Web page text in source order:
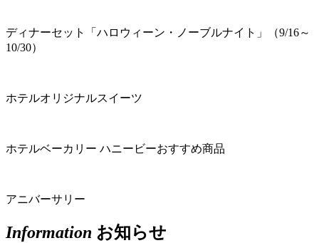
ディナーセット「ハロウィーン・ノーブルナイト」（9/16～
10/30）
ホテルオリジナルスイーツ
ホテルベーカリー ハニービーおすすめ商品
アニバーサリー
Information お知らせ